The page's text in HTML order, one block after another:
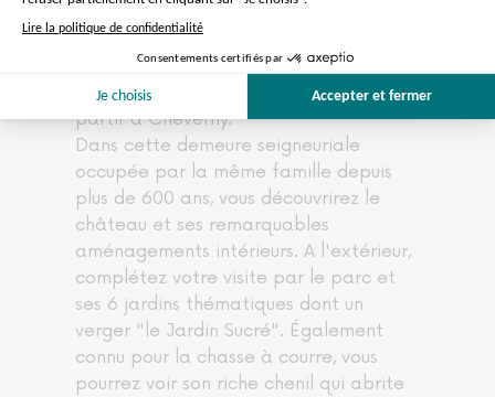
indiquera où vous pourrez déjeuner.
Vous serez invités à retrouver le guide
directement sur le parking des bus pour
partir à Cheverny.
Dans cette demeure seigneuriale
occupée par la même famille depuis
plus de 600 ans, vous découvrirez le
château et ses remarquables
aménagements intérieurs. A l'extérieur,
complétez votre visite par le parc et
ses 6 jardins thématiques dont un
verger "le Jardin Sucré". Également
connu pour la chasse à courre, vous
pourrez voir son riche chenil qui abrite